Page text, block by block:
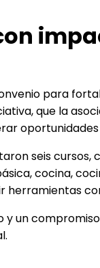
para
que la
seis
cocina,
herramientas
y un